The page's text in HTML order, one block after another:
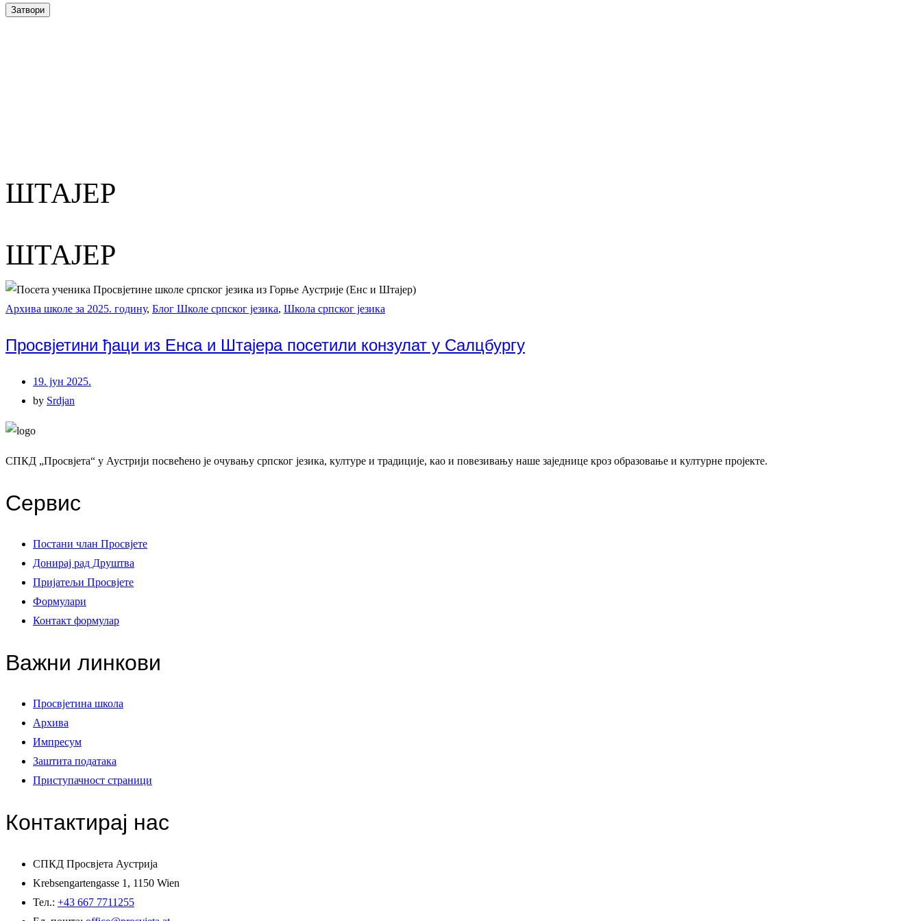
Затвори
ШТАЈЕР
ШТАЈЕР
Архива школе за 2025. годину, Блог Школе српског језика, Школа српског језика
Просвјетини ђаци из Енса и Штајера посетили конзулат у Салцбургу
19. јун 2025.
by Srdjan
СПКД „Просвјета“ у Аустрији посвећено је очувању српског језика, културе и традиције, као и повезивању наше заједнице кроз образовање и културне пројекте.
Сервис
Постани члан Просвјете
Донирај рад Друштва
Пријатељи Просвјете
Формулари
Контакт формулар
Важни линкови
Просвјетина школа
Архива
Импресум
Заштита података
Приступачност страници
Контактирај нас
СПКД Просвјета Аустрија
Krebsengartengasse 1, 1150 Wien
Тел.: +43 667 7711255